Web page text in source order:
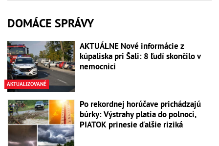
DOMÁCE SPRÁVY
AKTUALIZOVANÉ
AKTUÁLNE Nové informácie z
kúpaliska pri Šali: 8 ľudí skončilo v
nemocnici
Po rekordnej horúčave prichádzajú
búrky: Výstrahy platia do polnoci,
PIATOK prinesie ďalšie riziká